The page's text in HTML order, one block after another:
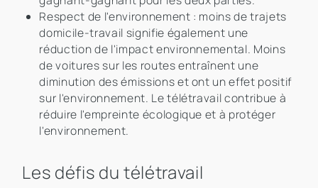
Respect de l'environnement : moins de trajets
domicile-travail signifie également une
réduction de l'impact environnemental. Moins
de voitures sur les routes entraînent une
diminution des émissions et ont un effet positif
sur l'environnement. Le télétravail contribue à
réduire l'empreinte écologique et à protéger
l'environnement.
Les défis du télétravail